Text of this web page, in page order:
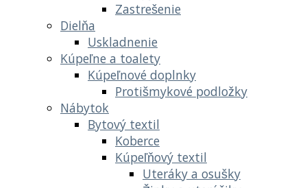
Zastrešenie
Dielňa
Uskladnenie
Kúpeľne a toalety
Kúpeľnové doplnky
Protišmykové podložky
Nábytok
Bytový textil
Koberce
Kúpeľňový textil
Uteráky a osušky